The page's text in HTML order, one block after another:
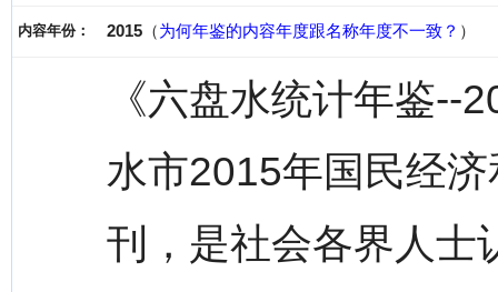
内容年份： 2015 （为何年鉴的内容年度跟名称年度不一致？ ）
《六盘水统计年鉴--
水市2015年国民经
刊，是社会各界人士